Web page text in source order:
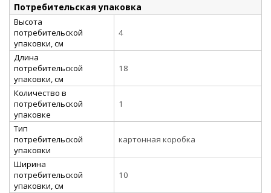
Потребительская упаковка
Высота
потребительской
упаковки, см
4
Длина
потребительской
упаковки, см
18
Количество в
потребительской
упаковке
1
Тип
потребительской
упаковки
картонная коробка
Ширина
потребительской
упаковки, см
10